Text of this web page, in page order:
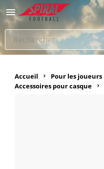

Accueil Pour les joueurs
Accessoires pour casque